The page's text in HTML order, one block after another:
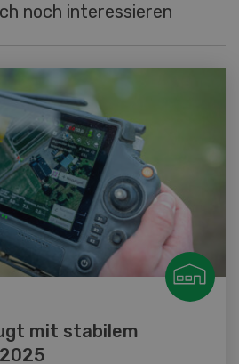
noch interessieren
mit stabilem